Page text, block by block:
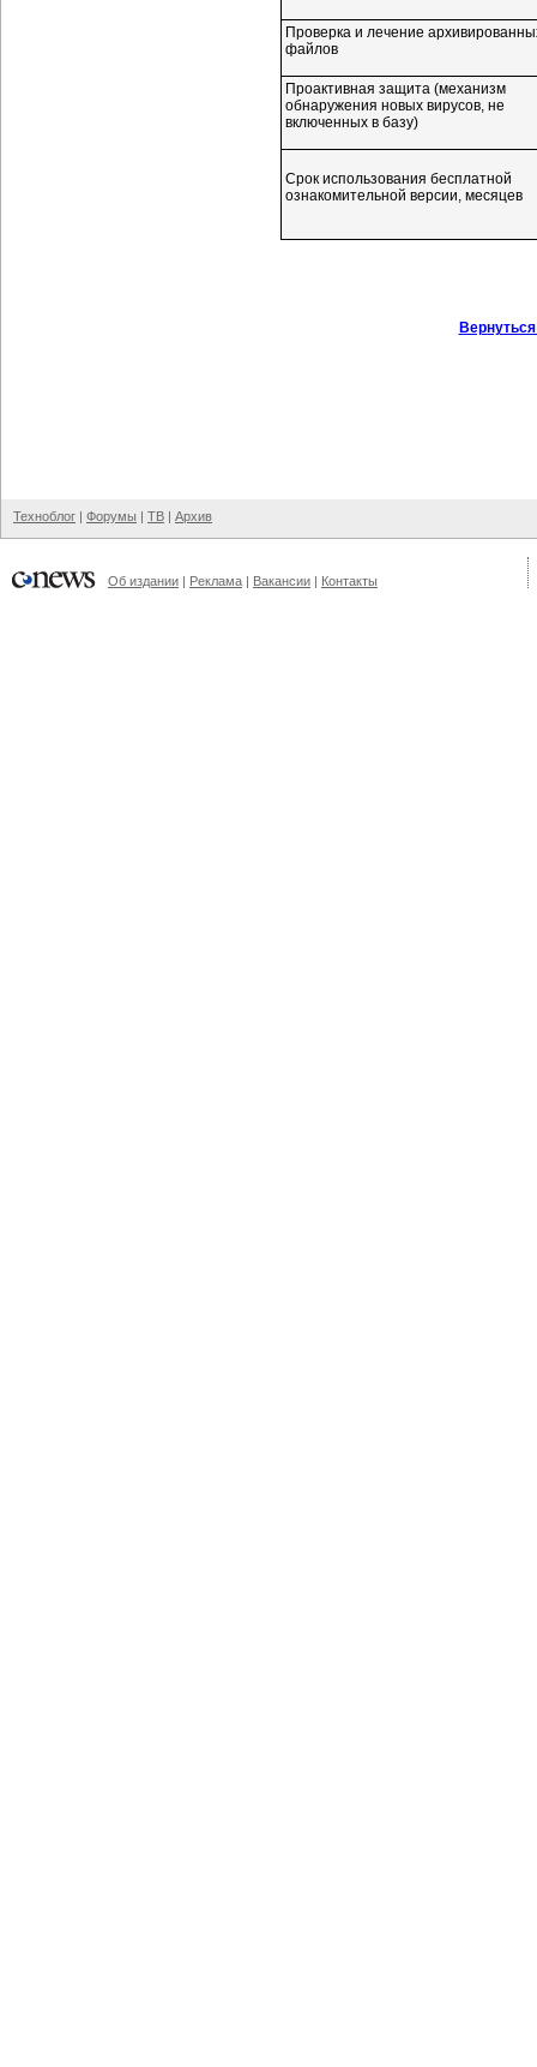
Проверка и лечение
файлов
Проактивная защита (механизм
обнаружения новых вирусов, не
включенных в базу)
Срок использования бесплатной
ознакомительной версии, месяцев
Техноблог | Форумы | ТВ | Архив
Об издании | Реклама | Вакансии | Контакты